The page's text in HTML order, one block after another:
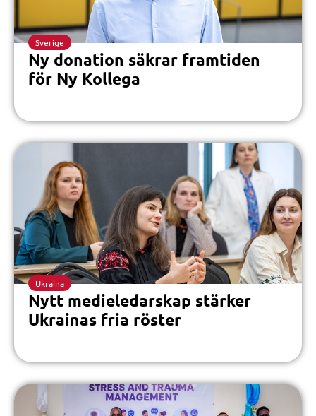
Sverige
Ny donation säkrar framtiden
för Ny Kollega
Ukraina
Nytt medieledarskap stärker
Ukrainas fria röster